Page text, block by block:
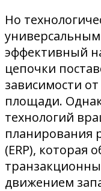
Но
эффективный
цепочки
зависимости
площади.
технологий
планирования
(ERP), которая
движением